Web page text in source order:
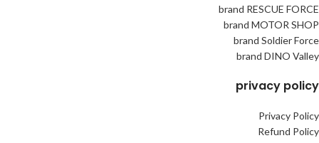
brand RESCUE FORCE
brand MOTOR SHOP
brand Soldier Force
brand DINO Valley
privacy policy
Privacy Policy
Refund Policy